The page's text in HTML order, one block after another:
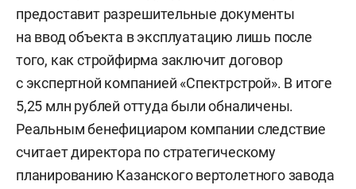
предоставит разрешительные документы
на ввод объекта в эксплуатацию лишь после
того, как стройфирма заключит договор
с экспертной компанией «Спектрстрой». В итоге
5,25 млн рублей оттуда были обналичены.
Реальным бенефициаром компании следствие
считает директора по стратегическому
планированию Казанского вертолетного завода